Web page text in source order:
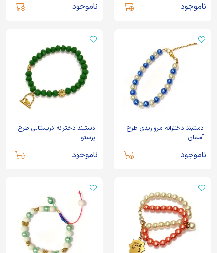
ناموجود ناموجود
دستبند دخترانه مرواریدی طرح
آسمان
ناموجود
دستبند دخترانه کریستالی طرح
پرستو
ناموجود